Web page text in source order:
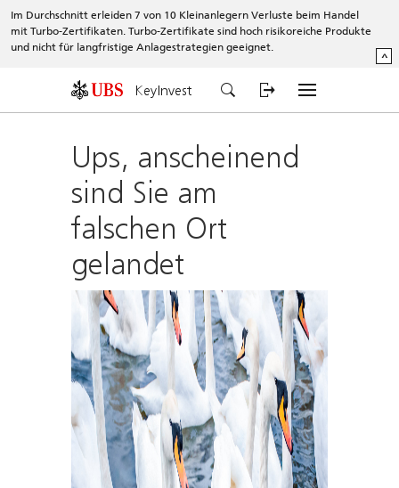
Im Durchschnitt erleiden 7 von 10 Kleinanlegern Verluste beim Handel
mit Turbo-Zertifikaten. Turbo-Zertifikate sind hoch risikoreiche Produkte
und nicht für langfristige Anlagestrategien geeignet.
^
KeyInvest
Ups, anscheinend
sind Sie am
falschen Ort
gelandet